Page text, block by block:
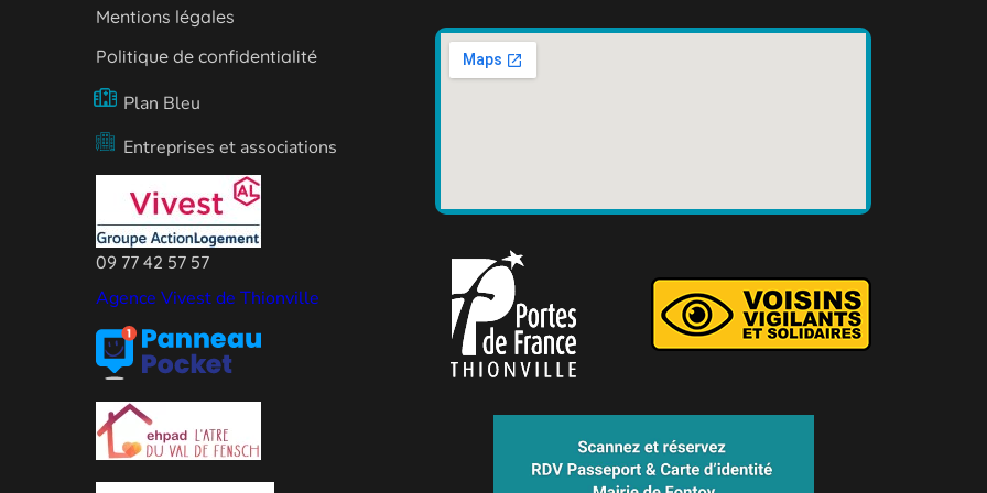
Mentions légales
Politique de confidentialité
Plan Bleu
Entreprises et associations
09 77 42 57 57
Agence Vivest de Thionville